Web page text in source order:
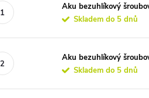
Aku bezuhlíkový
Skladem do 5 dnů
Aku bezuhlíkový
Skladem do 5 dnů